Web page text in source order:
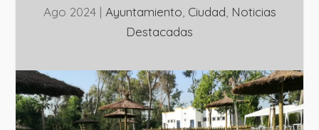
Ago 2024| Ayuntamiento Ciudad Noticias
Destacadas